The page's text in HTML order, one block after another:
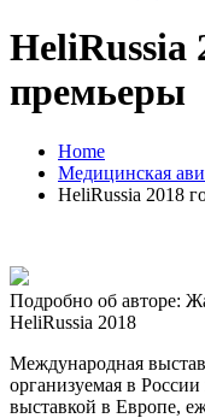
HeliRussia
премьеры
Home
Медицинская
HeliRussia 2018
Подробно об авторе:
HeliRussia 2018
Международная
организуемая в
выставкой в Европе,